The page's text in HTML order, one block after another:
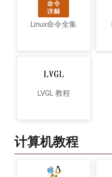
Linux命令全集
LVGL 教程
计算机教程